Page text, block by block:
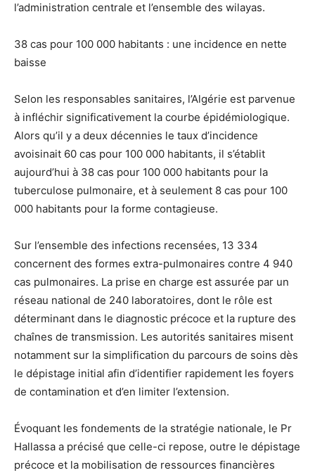
l’administration centrale et l’ensemble des wilayas.
38 cas pour 100 000 habitants : une incidence en nette
baisse
Selon les responsables sanitaires, l’Algérie est parvenue
à infléchir significativement la courbe épidémiologique.
Alors qu’il y a deux décennies le taux d’incidence
avoisinait 60 cas pour 100 000 habitants, il s’établit
aujourd’hui à 38 cas pour 100 000 habitants pour la
tuberculose pulmonaire, et à seulement 8 cas pour 100
000 habitants pour la forme contagieuse.
Sur l’ensemble des infections recensées, 13 334
concernent des formes extra-pulmonaires contre 4 940
cas pulmonaires. La prise en charge est assurée par un
réseau national de 240 laboratoires, dont le rôle est
déterminant dans le diagnostic précoce et la rupture des
chaînes de transmission. Les autorités sanitaires misent
notamment sur la simplification du parcours de soins dès
le dépistage initial afin d’identifier rapidement les foyers
de contamination et d’en limiter l’extension.
Évoquant les fondements de la stratégie nationale, le Pr
Hallassa a précisé que celle-ci repose, outre le dépistage
précoce et la mobilisation de ressources financières